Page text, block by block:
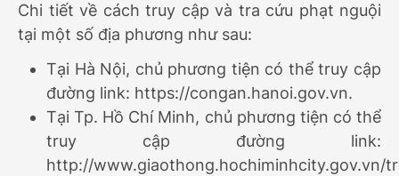
Chi tiết về cách truy cập và tra cứu phạt nguội
tại một số địa phương như sau:
Tại Hà Nội, chủ phương tiện có thể truy cập
đường link: https://congan.hanoi.gov.vn.
Tại Tp. Hồ Chí Minh, chủ phương tiện có thể
truy cập đường link:
http://www.giaothong.hochiminhcity.gov.vn/